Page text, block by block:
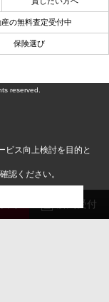
解約受付
の無料査定受付中
保険選び
reserved.
ビス向上検討を目的と
認ください。